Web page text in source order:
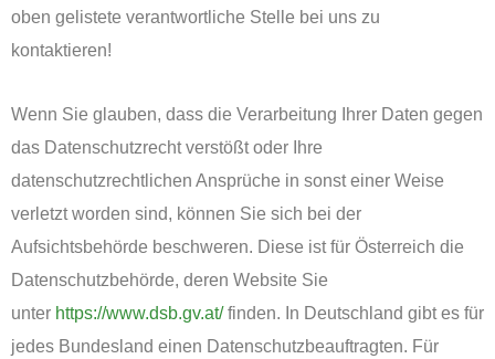
oben gelistete verantwortliche Stelle bei uns zu
kontaktieren!
Wenn Sie glauben, dass die Verarbeitung Ihrer Daten gegen
das Datenschutzrecht verstößt oder Ihre
datenschutzrechtlichen Ansprüche in sonst einer Weise
verletzt worden sind, können Sie sich bei der
Aufsichtsbehörde beschweren. Diese ist für Österreich die
Datenschutzbehörde, deren Website Sie
unter https://www.dsb.gv.at/finden. In Deutschland gibt es für
jedes Bundesland einen Datenschutzbeauftragten. Für